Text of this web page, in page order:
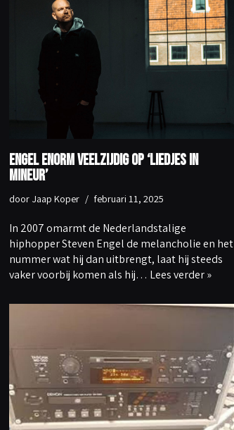
Engel enorm veelzijdig op ‘Liedjes In
Mineur’
door Jaap Koper februari 11, 2025
In 2007 omarmt de Nederlandstalige
hiphopper Steven Engel de melancholie en het
nummer wat hij dan uitbrengt, laat hij steeds
vaker voorbij komen als hij… Lees verder »